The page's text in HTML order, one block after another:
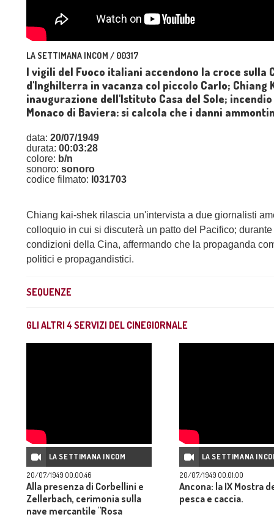
LA SETTIMANA INCOM / 00317
I vigili del Fuoco italiani accendono la croce sulla
d'Inghilterra in vacanza col piccolo Carlo;
inaugurazione dell'Istituto Casa del Sole;
Monaco di Baviera: si calcola che i danni
data: 20/07/1949
durata: 00:03:28
colore: b/n
sonoro: sonoro
codice filmato: I031703
Chiang kai-shek rilascia un'intervista a due giornalisti
colloquio in cui si discuterà un patto del Pacifico;
condizioni della Cina, affermando che la propaganda
politici e propagandistici.
SEQUENZE
GLI ALTRI 4SERVIZI DEL CINEGIORNALE
LA SETTIMANA INCOM
20/07/1949 00:00:46
Alla presenza di Corbellini e
Zellerbach, cerimonia sulla
nave mercantile "Rosa
LA SETTIMANA
20/07/1949 00:01:00
Ancona: la IX Mostra
pesca e caccia.